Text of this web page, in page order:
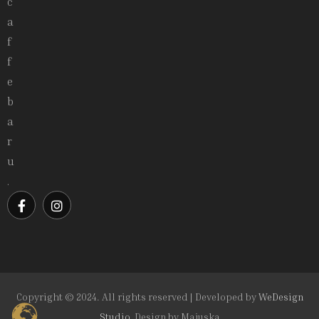
a
f
f
e
b
a
r
u
.
Copyright © 2024. All rights reserved | Developed byWeDesign